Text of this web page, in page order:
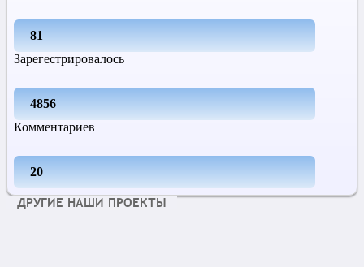
81
Зарегестрировалось
4856
Комментариев
20
ДРУГИЕ НАШИ ПРОЕКТЫ